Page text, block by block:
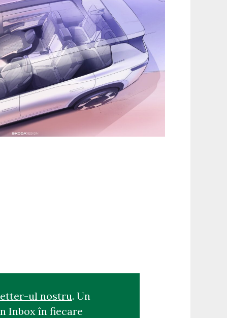
ul nostru. Un
Inbox în fiecare